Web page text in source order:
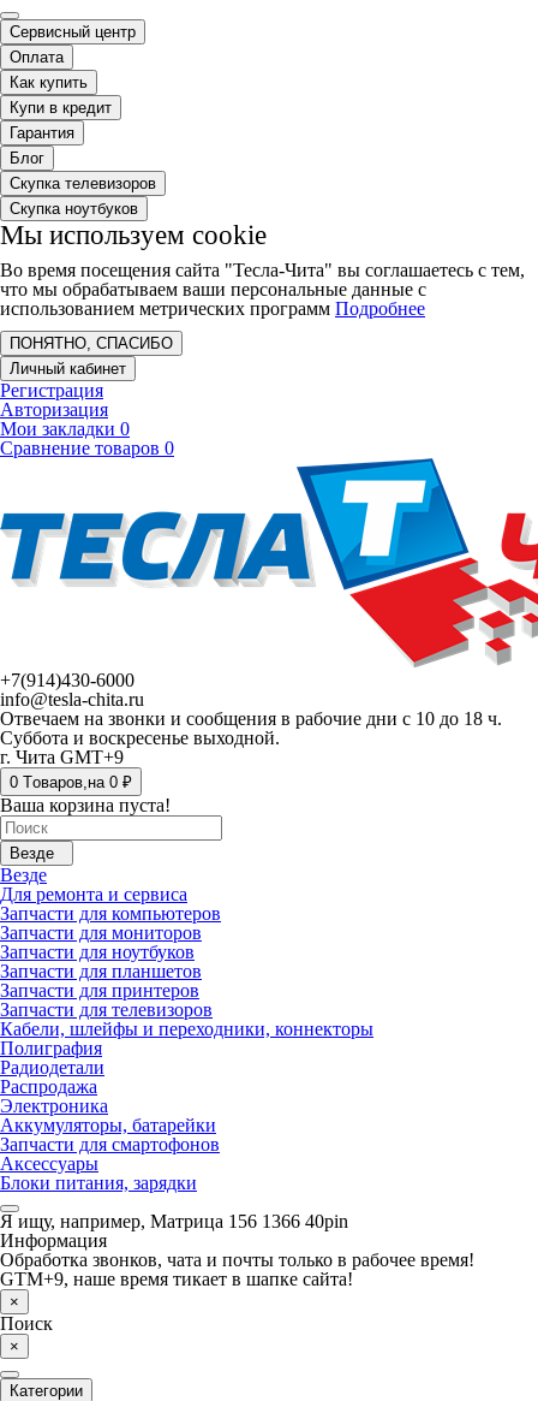
Сервисный центр
Оплата
Как купить
Купи в кредит
Гарантия
Блог
Скупка телевизоров
Скупка ноутбуков
Мы используем cookie
Во время посещения сайта "Тесла-Чита" вы соглашаетесь с тем,
что мы обрабатываем ваши персональные данные с
использованием метрических программ Подробнее
ПОНЯТНО, СПАСИБО
Личный кабинет
Регистрация
Авторизация
Мои закладки 0
Сравнение товаров 0
+7(914)430-6000
info@tesla-chita.ru
Отвечаем на звонки и сообщения в рабочие дни с 10 до 18 ч.
Суббота и воскресенье выходной.
г. Чита GMT+9
0 Tоваров,на 0 ₽
Ваша корзина пуста!
Везде
Везде
Для ремонта и сервиса
Запчасти для компьютеров
Запчасти для мониторов
Запчасти для ноутбуков
Запчасти для планшетов
Запчасти для принтеров
Запчасти для телевизоров
Кабели, шлейфы и переходники, коннекторы
Полиграфия
Радиодетали
Распродажа
Электроника
Аккумуляторы, батарейки
Запчасти для смартофонов
Аксессуары
Блоки питания, зарядки
Я ищу, например, Матрица 156 1366 40pin
Информация
Обработка звонков, чата и почты только в рабочее время!
GTM+9, наше время тикает в шапке сайта!
×
Поиск
×
Категории